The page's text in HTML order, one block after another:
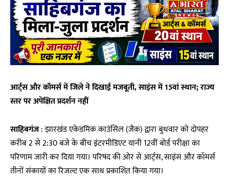
आर्ट्स और कॉमर्स में जिले ने दिखाई मजबूती, साइंस में 15वां स्थान; राज्य
स्तर पर अपेक्षित प्रदर्शन नहीं
साहिबगंज: झारखंड एकेडमिक काउंसिल (जैक) द्वारा बुधवार को दोपहर
करीब 2 से 2:30 बजे के बीच इंटरमीडिएट यानी 12वीं बोर्ड परीक्षा का
परिणाम जारी कर दिया गया। परिषद की ओर से आर्ट्स, साइंस और कॉमर्स
तीनों संकायों का रिजल्ट एक साथ प्रकाशित किया गया।